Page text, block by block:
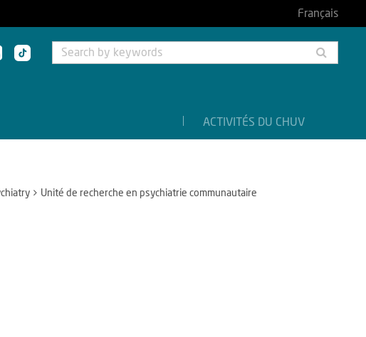
Français
ACTIVITÉS DU CHUV
Unité de recherche en psychiatrie communautaire